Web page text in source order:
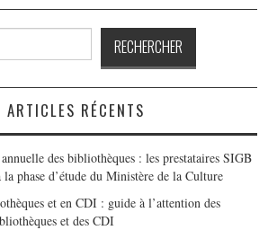
RECHERCHER
ARTICLES RÉCENTS
des bibliothèques : les prestataires SIGB
phase d’étude du Ministère de la Culture
et en CDI : guide à l’attention des
et des CDI